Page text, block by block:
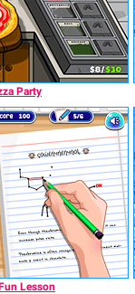
Party
Lesson